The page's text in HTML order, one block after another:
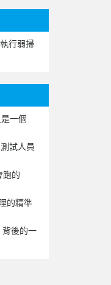
行弱掃
一個
試人員
跑的
的精準
背後的一